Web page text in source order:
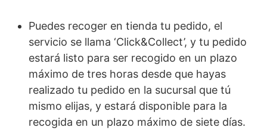
Puedes recoger en tienda tu pedido, el
servicio se llama ‘Click&Collect’, y tu pedido
estará listo para ser recogido en un plazo
máximo de tres horas desde que hayas
realizado tu pedido en la sucursal que tú
mismo elijas, y estará disponible para la
recogida en un plazo máximo de siete días.